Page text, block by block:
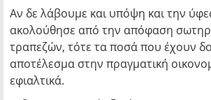
Αν δε λάβουμε και υπόψη και την
ακολούθησε από την απόφαση
τραπεζών, τότε τα ποσά που έχουν
αποτέλεσμα στην πραγματική
εφιαλτικά.